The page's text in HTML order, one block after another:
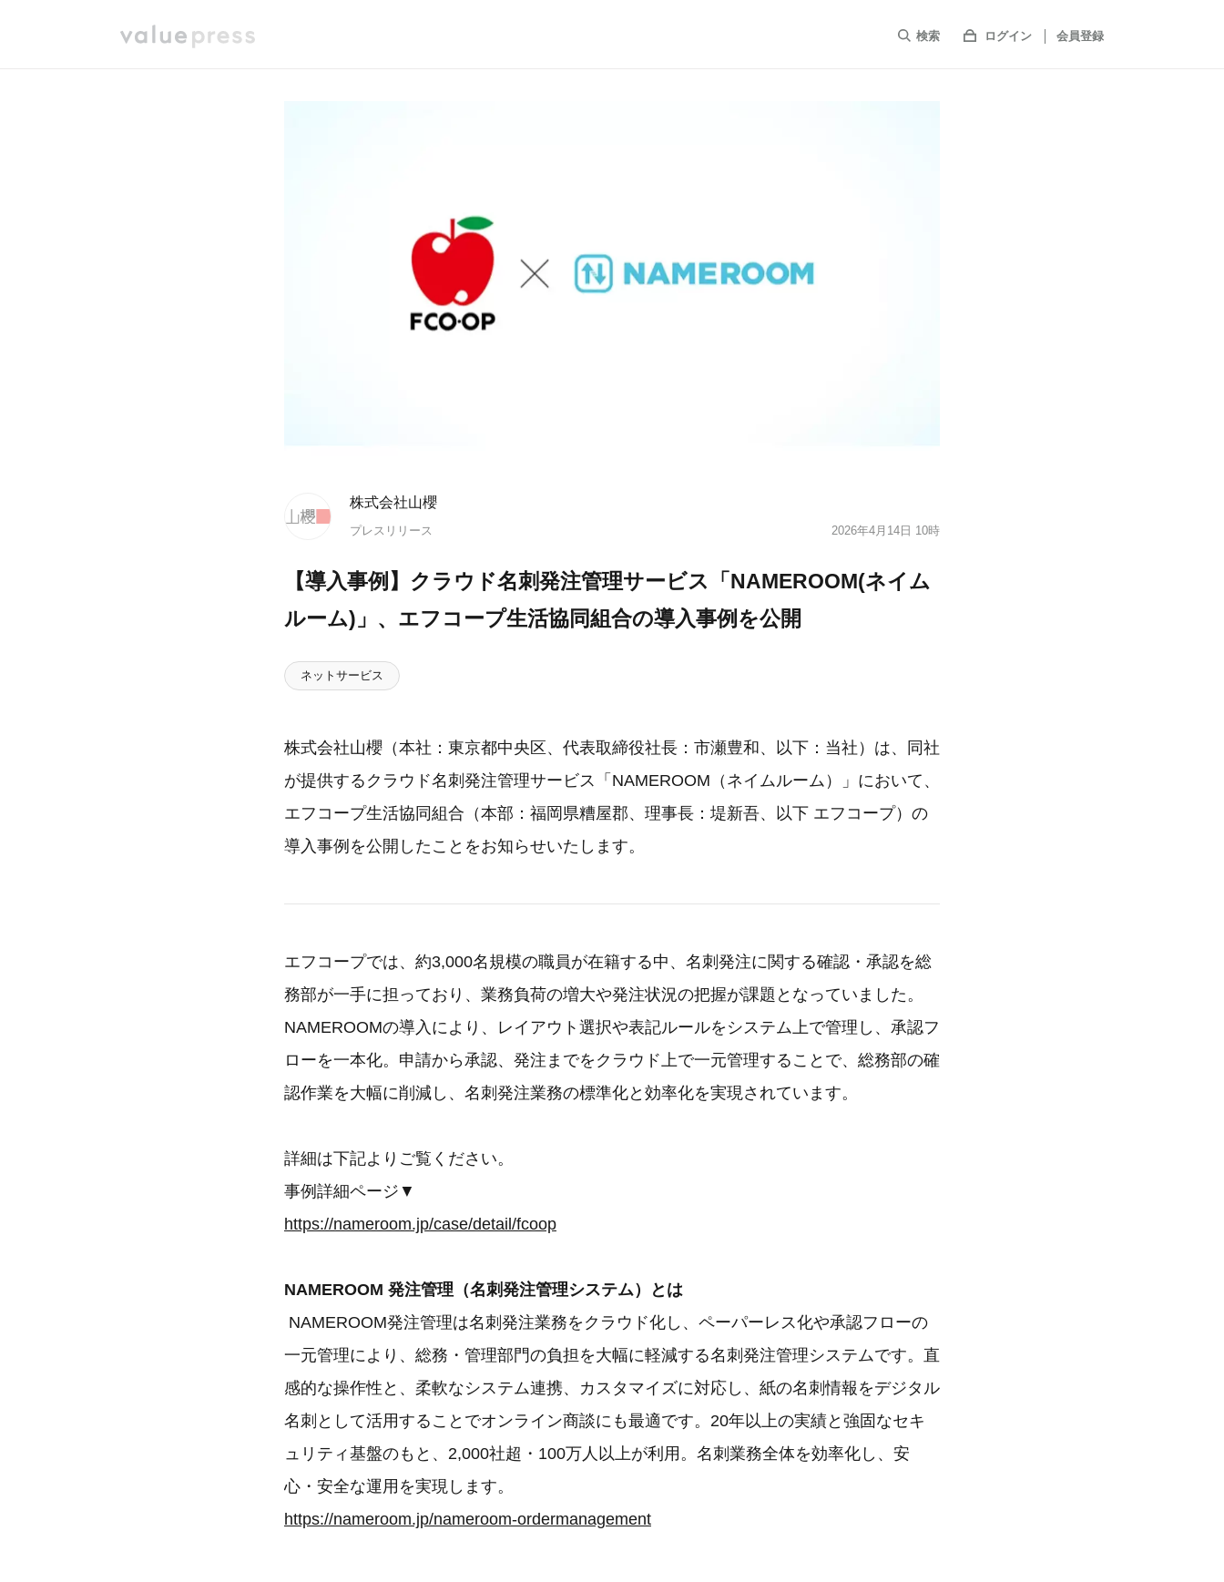
検索 ログイン 会員登録
株式会社山櫻
プレスリリース 2026年4月14日 10時
【導入事例】クラウド名刺発注管理サービス「NAMEROOM(ネイム
ルーム)」、エフコープ生活協同組合の導入事例を公開
ネットサービス
株式会社山櫻（本社：東京都中央区、代表取締役社長：市瀬豊和、以下：当社）は、同社
が提供するクラウド名刺発注管理サービス「NAMEROOM（ネイムルーム）」において、
エフコープ生活協同組合（本部：福岡県糟屋郡、理事長：堤新吾、以下 エフコープ）の
導入事例を公開したことをお知らせいたします。
エフコープでは、約3,000名規模の職員が在籍する中、名刺発注に関する確認・承認を総
務部が一手に担っており、業務負荷の増大や発注状況の把握が課題となっていました。
NAMEROOMの導入により、レイアウト選択や表記ルールをシステム上で管理し、承認フ
ローを一本化。申請から承認、発注までをクラウド上で一元管理することで、総務部の確
認作業を大幅に削減し、名刺発注業務の標準化と効率化を実現されています。
詳細は下記よりご覧ください。
事例詳細ページ▼
https://nameroom.jp/case/detail/fcoop
NAMEROOM 発注管理（名刺発注管理システム）とは
NAMEROOM発注管理は名刺発注業務をクラウド化し、ペーパーレス化や承認フローの
一元管理により、総務・管理部門の負担を大幅に軽減する名刺発注管理システムです。直
感的な操作性と、柔軟なシステム連携、カスタマイズに対応し、紙の名刺情報をデジタル
名刺として活用することでオンライン商談にも最適です。20年以上の実績と強固なセキ
ュリティ基盤のもと、2,000社超・100万人以上が利用。名刺業務全体を効率化し、安
心・安全な運用を実現します。
https://nameroom.jp/nameroom-ordermanagement